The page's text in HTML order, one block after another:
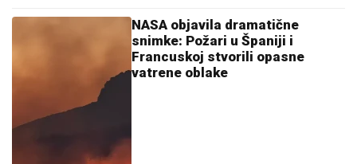
NASA objavila dramatične
snimke: Požari u Španiji i
Francuskoj stvorili opasne
vatrene oblake